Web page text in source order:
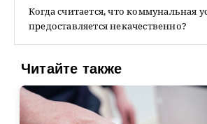
Когда считается, что коммунальная
предоставляется некачественно?
Читайте также